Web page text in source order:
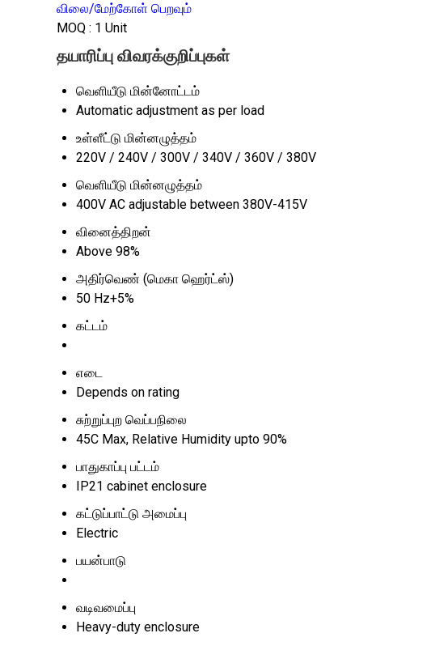
விலை/மேற்கோள் பெறவும்
MOQ : 1 Unit
தயாரிப்பு விவரக்குறிப்புகள்
வெளியீடு மின்னோட்டம்
Automatic adjustment as per load
உள்ளீட்டு மின்னழுத்தம்
220V / 240V / 300V / 340V / 360V / 380V
வெளியீடு மின்னழுத்தம்
400V AC adjustable between 380V-415V
வினைத்திறன்
Above 98%
அதிர்வெண் (மெகா ஹெர்ட்ஸ்)
50 Hz+5%
கட்டம்
எடை
Depends on rating
சுற்றுப்புற வெப்பநிலை
45C Max, Relative Humidity upto 90%
பாதுகாப்பு பட்டம்
IP21 cabinet enclosure
கட்டுப்பாட்டு அமைப்பு
Electric
பயன்பாடு
வடிவமைப்பு
Heavy-duty enclosure